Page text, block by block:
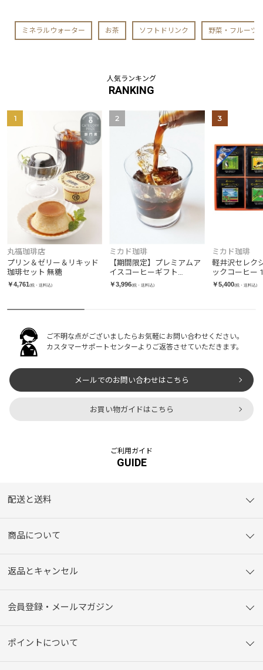
ミネラルウォーター お茶 ソフトドリンク 野菜・フルーツ
人気ランキング
RANKING
1
丸福珈琲店
プリン＆ゼリー＆リキッド
珈琲セット 無糖
￥4,761(税・送料込)
2
ミカド珈琲
【期間限定】プレミアムア
イスコーヒーギフト
（720ml×2本）
￥3,996(税・送料込)
3
ミカド珈琲
軽井沢セレク
ックコーヒー
￥5,400(税・送料込)
ご不明な点がございましたらお気軽にお問い合わせください。
カスタマーサポートセンターよりご返答させていただきます。
メールでのお問い合わせはこちら
お買い物ガイドはこちら
ご利用ガイド
GUIDE
配送と送料
商品について
返品とキャンセル
会員登録・メールマガジン
ポイントについて